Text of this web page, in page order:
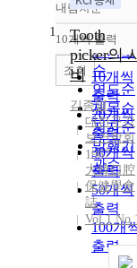
정확도
순
인기도
순
연도순
제목순
저자순
발행기
관순
내림차순
내림차
10개씩 출력
10개씩
출력
20개씩
출력
30개씩
출력
50개씩
출력
100개
출력
조회
1
Tooth
picker의
비
김종열
대한구강
보건학회
1967
大韓口腔
保健學會
誌
Vol.1